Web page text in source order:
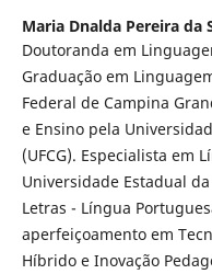
Maria Dnalda Pereira da
Doutoranda em
Graduação em
Federal de Campina
e Ensino pela
(UFCG). Especialista em
Universidade Estadual
Letras - Língua
aperfeiçoamento em
Híbrido e Inovação